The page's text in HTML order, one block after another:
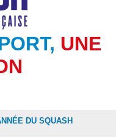
UNE
DU SQUASH